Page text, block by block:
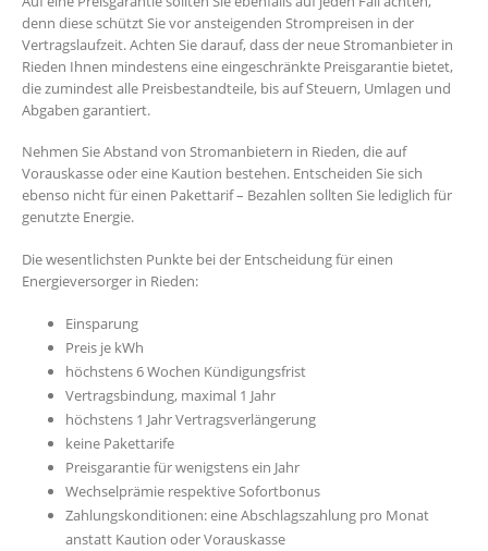
denn diese schützt Sie vor ansteigenden Strompreisen in der
Vertragslaufzeit. Achten Sie darauf, dass der neue Stromanbieter in
Rieden Ihnen mindestens eine eingeschränkte Preisgarantie bietet,
die zumindest alle Preisbestandteile, bis auf Steuern, Umlagen und
Abgaben garantiert.
Nehmen Sie Abstand von Stromanbietern in Rieden, die auf
Vorauskasse oder eine Kaution bestehen. Entscheiden Sie sich
ebenso nicht für einen Pakettarif – Bezahlen sollten Sie lediglich für
genutzte Energie.
Die wesentlichsten Punkte bei der Entscheidung für einen
Energieversorger in Rieden:
Einsparung
Preis je kWh
höchstens 6 Wochen Kündigungsfrist
Vertragsbindung, maximal 1 Jahr
höchstens 1 Jahr Vertragsverlängerung
keine Pakettarife
Preisgarantie für wenigstens ein Jahr
Wechselprämie respektive Sofortbonus
Zahlungskonditionen: eine Abschlagszahlung pro Monat
anstatt Kaution oder Vorauskasse